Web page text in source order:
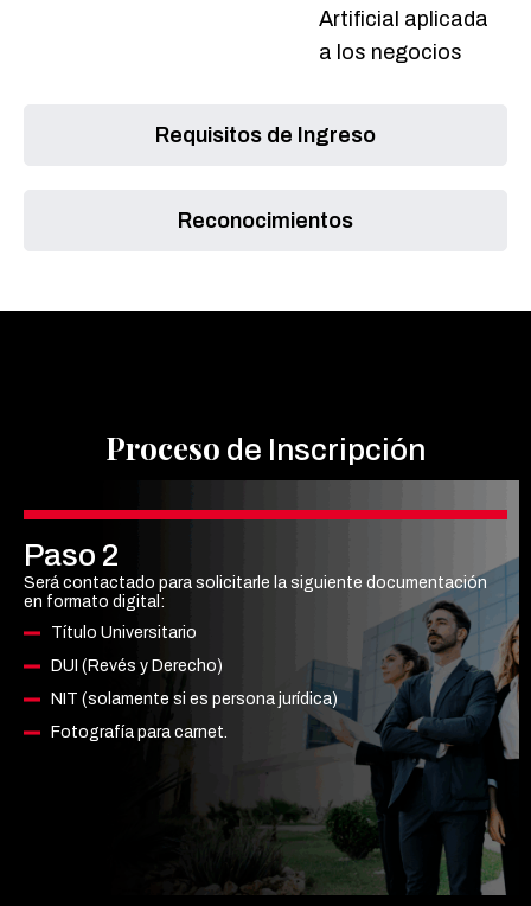
Requisitos de Ingreso
Reconocimientos
Artificial aplicada
a los negocios
Proceso de Inscripción
Paso 2
Será contactado para solicitarle la siguiente documentación
en formato digital:
Título Universitario
DUI (Revés y Derecho)
NIT (solamente si es persona jurídica)
Fotografía para carnet.